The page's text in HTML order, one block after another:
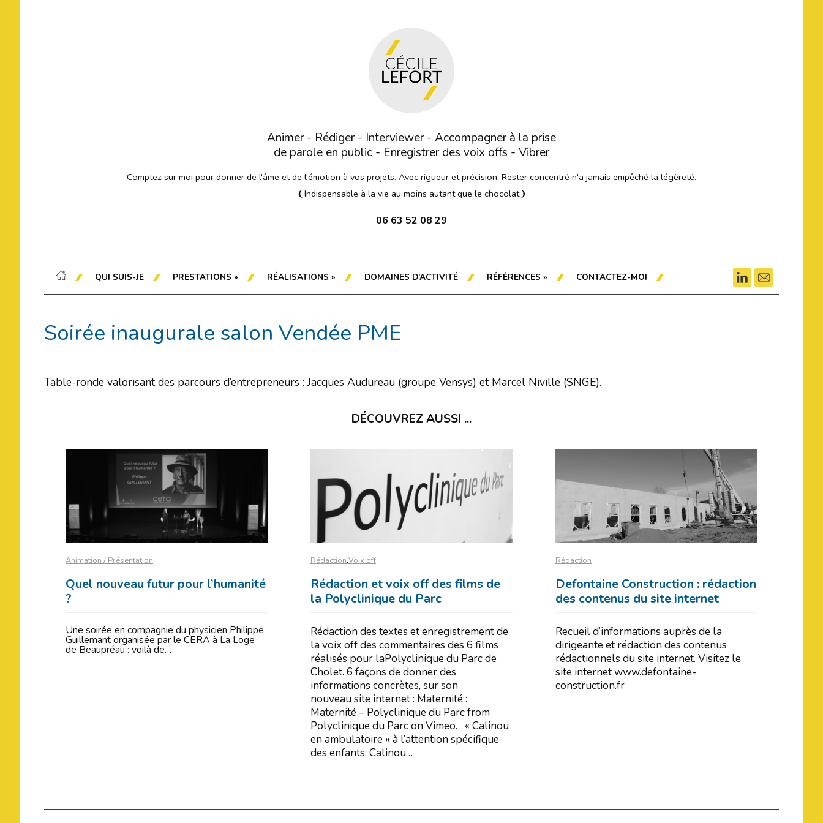
Animer - Rédiger - Interviewer - Accompagner à la prise
de parole en public - Enregistrer des voix offs - Vibrer
Comptez sur moi pour donner de l'âme et de l'émotion à vos projets. Avec rigueur et précision. Rester concentré n'a jamais empêché la légèreté.
❨Indispensable à la vie au moins autant que le chocolat❩
06 63 52 08 29
QUI SUIS-JE PRESTATIONS » RÉALISATIONS » DOMAINES D’ACTIVITÉ RÉFÉRENCES » CONTACTEZ-MOI
Soirée inaugurale salon Vendée PME
Table-ronde valorisant des parcours d’entrepreneurs : Jacques Audureau (groupe Vensys) et Marcel Niville (SNGE).
DÉCOUVREZ AUSSI ...
Animation / Présentation
Quel nouveau futur pour l’humanité
?
Une soirée en compagnie du physicien Philippe
Guillemant organisée par le CERA à La Loge
de Beaupréau : voilà de…
Rédaction,Voix off
Rédaction et voix off des films de
la Polyclinique du Parc
Rédaction des textes et enregistrement de
la voix off des commentaires des 6 films
réalisés pour laPolyclinique du Parc de
Cholet. 6 façons de donner des
informations concrètes, sur son
nouveau site internet : Maternité :
Maternité – Polyclinique du Parc from
Polyclinique du Parc on Vimeo. « Calinou
en ambulatoire » à l’attention spécifique
des enfants: Calinou…
Rédaction
Defontaine Construction : rédaction
des contenus du site internet
Recueil d’informations auprès de la
dirigeante et rédaction des contenus
rédactionnels du site internet. Visitez le
site internet www.defontaine-
construction.fr